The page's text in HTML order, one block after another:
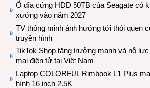
Ổ đĩa cứng HDD 50TB của Seagate có
xưởng vào năm 2027
TV thông minh ảnh hưởng tới thói quen
truyền hình
TikTok Shop tăng trưởng mạnh và nỗ
mại điện tử tại Việt Nam
Laptop COLORFUL Rimbook L1 Plus
hình 16 inch 2.5K